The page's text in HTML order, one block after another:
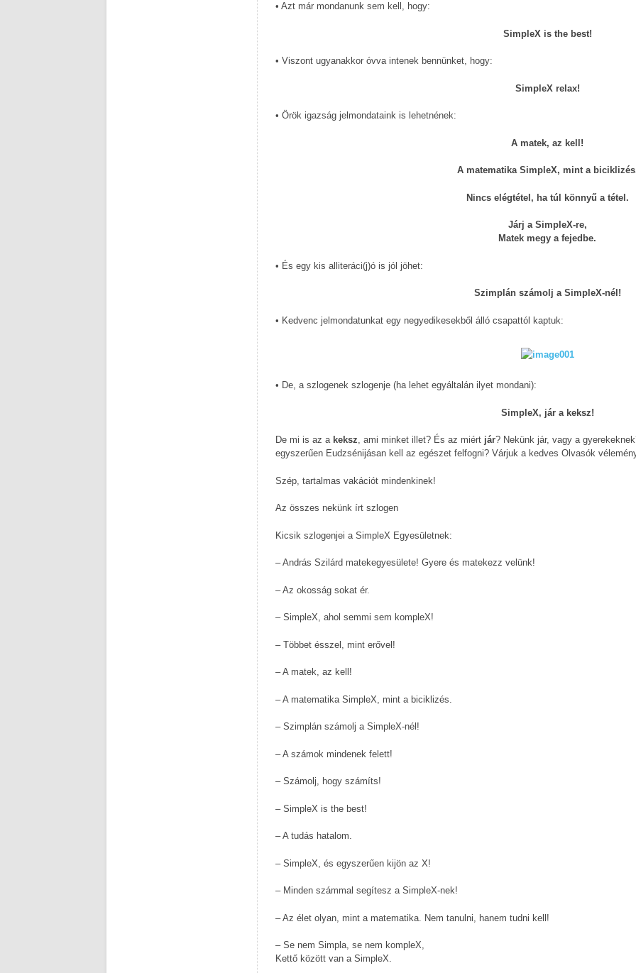
• Azt már mondanunk sem kell, hogy:
SimpleX is the best!
• Viszont ugyanakkor óvva intenek bennünket, hogy:
SimpleX relax!
• Örök igazság jelmondataink is lehetnének:
A matek, az kell!
A matematika SimpleX, mint a
Nincs elégtétel, ha túl könnyű a tétel.
Járj a SimpleX-re,
Matek megy a fejedbe.
• És egy kis alliteráci(j)ó is jól jöhet:
Szimplán számolj a SimpleX-nél!
• Kedvenc jelmondatunkat egy negyedikesekből álló csapattól kaptuk:
• De, a szlogenek szlogenje (ha lehet egyáltalán ilyet mondani):
SimpleX, jár a keksz!
De mi is az a keksz, ami minket illet? És az miért jár? Nekünk jár, vagy a
egyszerűen Eudzsénijásan kell az egészet felfogni? Várjuk a kedves Olvasók
Szép, tartalmas vakációt mindenkinek!
Az összes nekünk írt szlogen
Kicsik szlogenjei a SimpleX Egyesületnek:
– András Szilárd matekegyesülete! Gyere és matekezz velünk!
– Az okosság sokat ér.
– SimpleX, ahol semmi sem kompleX!
– Többet ésszel, mint erővel!
– A matek, az kell!
– A matematika SimpleX, mint a biciklizés.
– Szimplán számolj a SimpleX-nél!
– A számok mindenek felett!
– Számolj, hogy számíts!
– SimpleX is the best!
– A tudás hatalom.
– SimpleX, és egyszerűen kijön az X!
– Minden számmal segítesz a SimpleX-nek!
– Az élet olyan, mint a matematika. Nem tanulni, hanem tudni kell!
– Se nem Simpla, se nem kompleX,
Kettő között van a SimpleX.